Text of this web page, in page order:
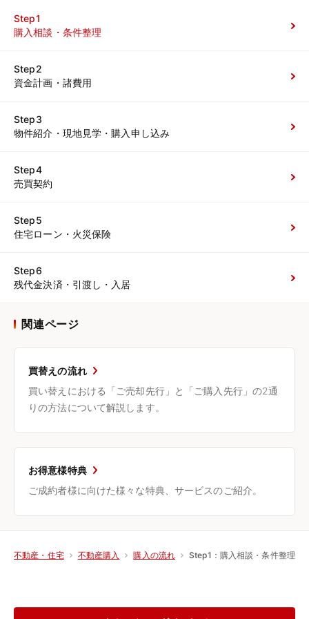
Step1
購入相談・条件整理
Step2
資金計画・諸費用
Step3
物件紹介・現地見学・購入申し込み
Step4
売買契約
Step5
住宅ローン・火災保険
Step6
残代金決済・引渡し・入居
関連ページ
買替えの流れ
買い替えにおける「ご売却先行」と「ご購入先行」の2通
りの方法について解説します。
お得意様特典
ご成約者様に向けた様々な特典、サービスのご紹介。
不動産・住宅 不動産購入 購入の流れ Step1：購入相談・条件整理